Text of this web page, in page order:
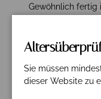
Gewöhnlich fertig
Beschreibung
Sie müssen
dieser Website zu